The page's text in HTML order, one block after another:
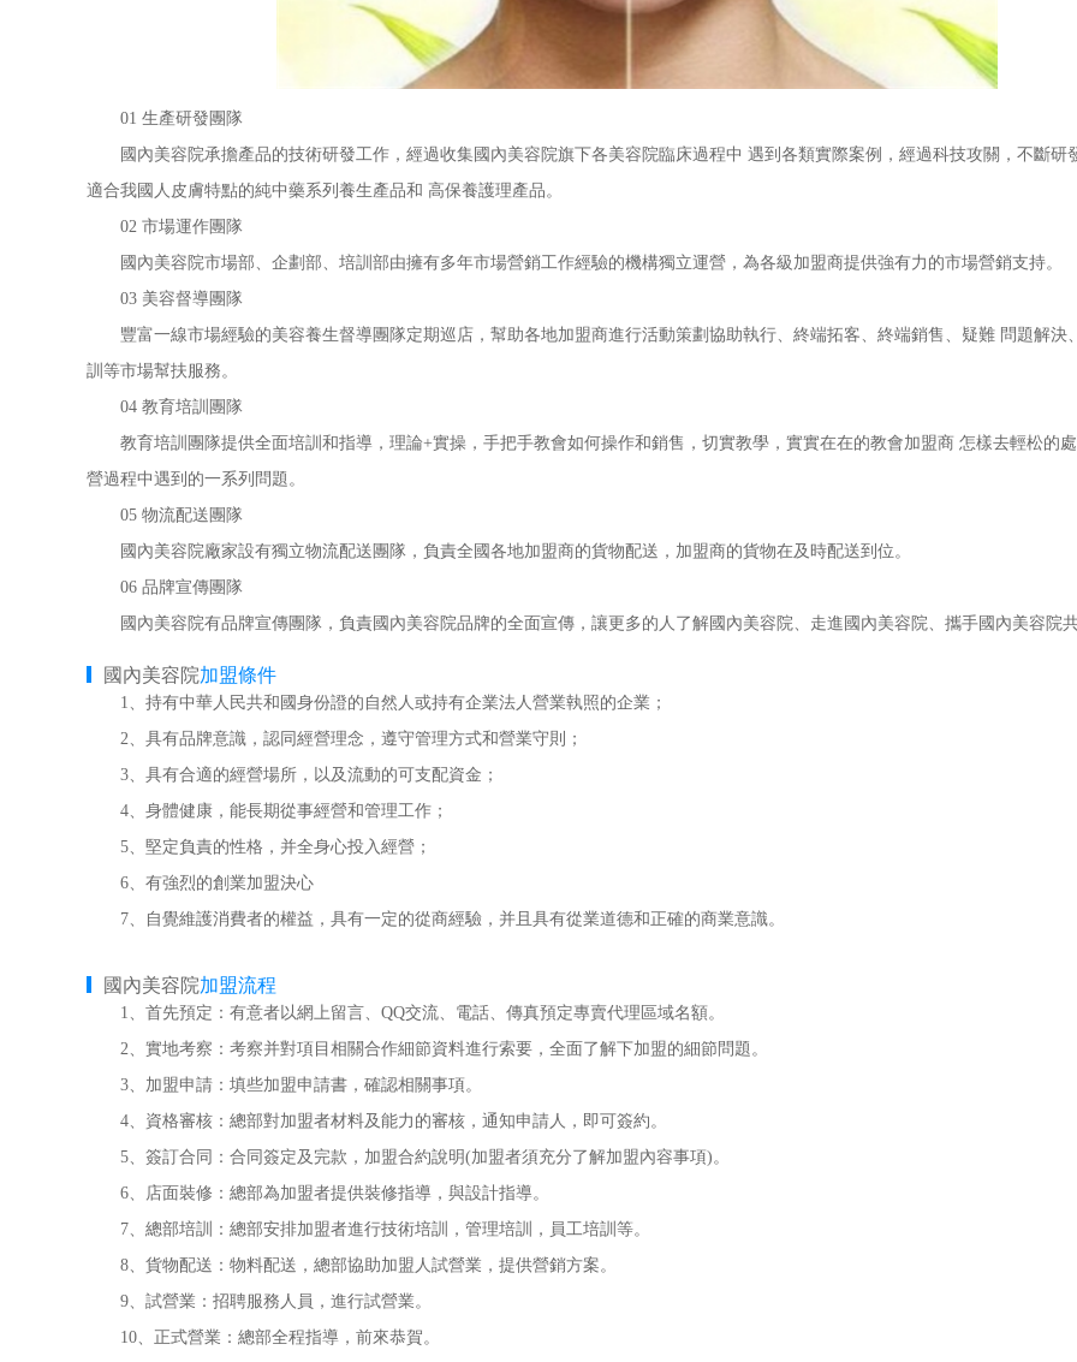
01 生產研發團隊
國內美容院承擔產品的技術研發工作，經過收集國內美容院旗下各美容院臨床過程中 遇到各類實際案例，經過科技攻關，不斷研
適合我國人皮膚特點的純中藥系列養生產品和 高保養護理產品。
02 市場運作團隊
國內美容院市場部、企劃部、培訓部由擁有多年市場營銷工作經驗的機構獨立運營，為各級加盟商提供強有力的市場營銷支持。
03 美容督導團隊
豐富一線市場經驗的美容養生督導團隊定期巡店，幫助各地加盟商進行活動策劃協助執行、終端拓客、終端銷售、疑難 問題解決
訓等市場幫扶服務。
04 教育培訓團隊
教育培訓團隊提供全面培訓和指導，理論+實操，手把手教會如何操作和銷售，切實教學，實實在在的教會加盟商 怎樣去輕松的
營過程中遇到的一系列問題。
05 物流配送團隊
國內美容院廠家設有獨立物流配送團隊，負責全國各地加盟商的貨物配送，加盟商的貨物在及時配送到位。
06 品牌宣傳團隊
國內美容院有品牌宣傳團隊，負責國內美容院品牌的全面宣傳，讓更多的人了解國內美容院、走進國內美容院、攜手國內美容院共
國內美容院加盟條件
1、持有中華人民共和國身份證的自然人或持有企業法人營業執照的企業；
2、具有品牌意識，認同經營理念，遵守管理方式和營業守則；
3、具有合適的經營場所，以及流動的可支配資金；
4、身體健康，能長期從事經營和管理工作；
5、堅定負責的性格，并全身心投入經營；
6、有強烈的創業加盟決心
7、自覺維護消費者的權益，具有一定的從商經驗，并且具有從業道德和正確的商業意識。
國內美容院加盟流程
1、首先預定：有意者以網上留言、QQ交流、電話、傳真預定專賣代理區域名額。
2、實地考察：考察并對項目相關合作細節資料進行索要，全面了解下加盟的細節問題。
3、加盟申請：填些加盟申請書，確認相關事項。
4、資格審核：總部對加盟者材料及能力的審核，通知申請人，即可簽約。
5、簽訂合同：合同簽定及完款，加盟合約說明(加盟者須充分了解加盟內容事項)。
6、店面裝修：總部為加盟者提供裝修指導，與設計指導。
7、總部培訓：總部安排加盟者進行技術培訓，管理培訓，員工培訓等。
8、貨物配送：物料配送，總部協助加盟人試營業，提供營銷方案。
9、試營業：招聘服務人員，進行試營業。
10、正式營業：總部全程指導，前來恭賀。